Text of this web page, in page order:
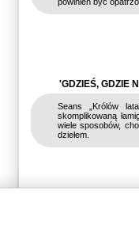
'GDZIEŚ, GDZIE
Seans „Królów
skomplikowaną
wiele sposobów,
dziełem.